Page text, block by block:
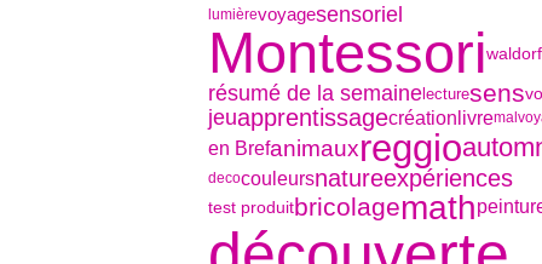
lumièrevoyagesensoriel
Montessoriwaldorf
résumé de la semainelecturesens
jeuapprentissagecréationlivre
en Brefanimauxreggio
decocouleursnatureexpériences
test produitbricolagemath